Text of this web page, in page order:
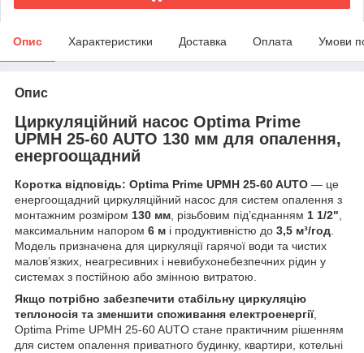
Опис Характеристики Доставка Оплата Умови
Опис
Циркуляційний насос Optima Prime
UPMH 25-60 AUTO 130 мм для опалення,
енергоощадний
Коротка відповідь: Optima Prime UPMH 25-60 AUTO — це
енергоощадний циркуляційний насос для систем опалення з
монтажним розміром 130 мм, різьбовим під’єднанням 1 1/2",
максимальним напором 6 м і продуктивністю до 3,5 м³/год.
Модель призначена для циркуляції гарячої води та чистих
малов’язких, неагресивних і невибухонебезпечних рідин у
системах з постійною або змінною витратою.
Якщо потрібно забезпечити стабільну циркуляцію
теплоносія та зменшити споживання електроенергії,
Optima Prime UPMH 25-60 AUTO стане практичним рішенням
для систем опалення приватного будинку, квартири, котельні